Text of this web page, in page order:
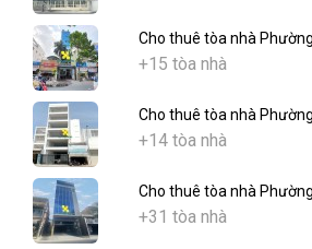
Cho thuê tòa nhà
+15 tòa nhà
Cho thuê tòa nhà
+14 tòa nhà
Cho thuê tòa nhà
+31 tòa nhà